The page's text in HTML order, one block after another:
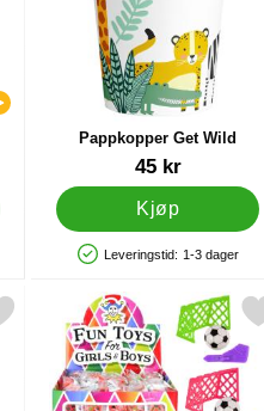
Pappkopper Get Wild
Varenummer 29640
45 kr
Kjøp
Produkttilgjengelighet: På lager
Leveringstid: 1-3 dager
8-pakning som favorittMerk mini Fotballspill